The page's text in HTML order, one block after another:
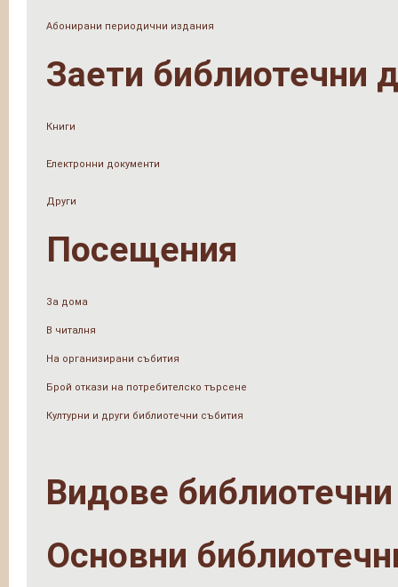
Абонирани периодични издания
Заети библиотечни
Книги
Електронни документи
Други
Посещения
За дома
В читалня
На организирани събития
Брой откази на потребителско търсене
Културни и други библиотечни събития
Видове библиотечни
Основни